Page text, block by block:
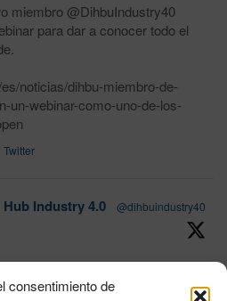
consentimiento de
miembro @DihbuIndustry40
para dar a conocer todo el
noticias/dihbu-miembro-de-
un-webinar-como-uno-de-los-
Twitter
Industry 4.0
@dihbuindustry40